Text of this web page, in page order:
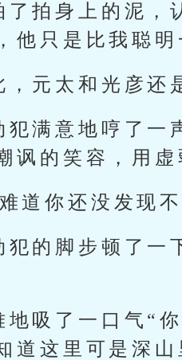
了拍身上的泥，
他只是比我聪
，元太和光彦还
犯满意地哼了一
讽的笑容，用虚
道你还没发现
犯的脚步顿了一
地吸了一口气“
道这里可是深山